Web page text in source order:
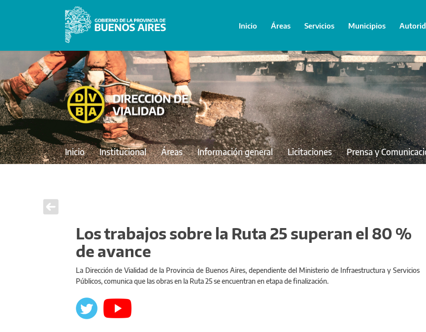
Inicio Áreas Servicios Municipios
Inicio Institucional Áreas Información general Licitaciones Prensa y
Los trabajos sobre la Ruta 25 superan el 80 %
de avance
La Dirección de Vialidad de la Provincia de Buenos Aires, dependiente del Ministerio de Infraestructura y Servicios
Públicos, comunica que las obras en la Ruta 25 se encuentran en etapa de finalización.